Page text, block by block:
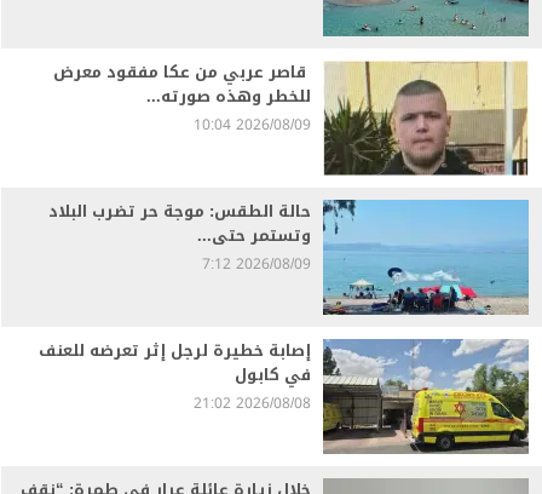
قاصر عربي من عكا مفقود معرض
للخطر وهذه صورته...
2026/08/09 10:04
حالة الطقس: موجة حر تضرب البلاد
وتستمر حتى...
2026/08/09 7:12
إصابة خطيرة لرجل إثر تعرضه للعنف
في كابول
2026/08/08 21:02